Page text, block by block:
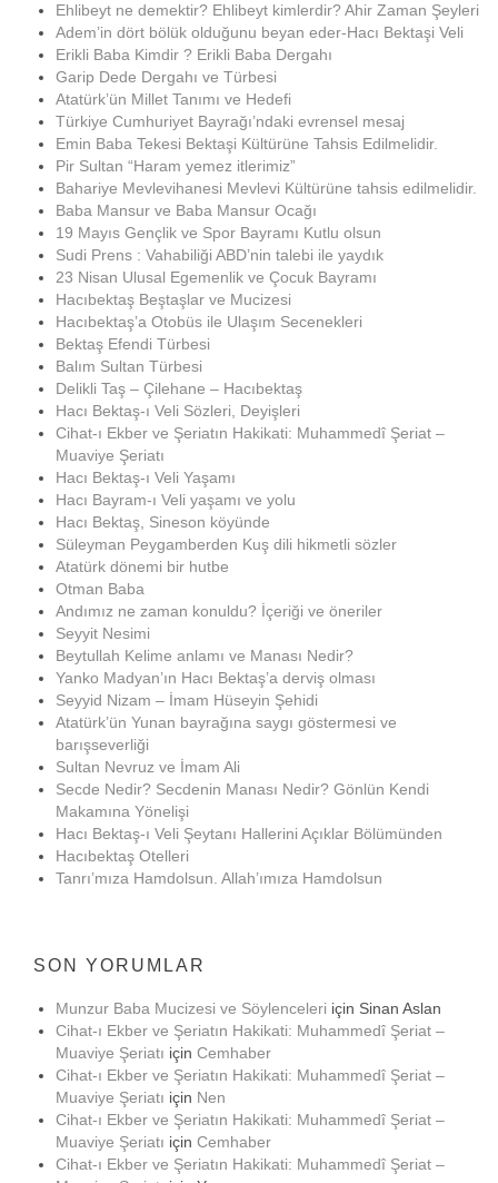
Ehlibeyt ne demektir? Ehlibeyt kimlerdir? Ahir Zaman Şeyleri
Adem’in dört bölük olduğunu beyan eder-Hacı Bektaşi Veli
Erikli Baba Kimdir ? Erikli Baba Dergahı
Garip Dede Dergahı ve Türbesi
Atatürk’ün Millet Tanımı ve Hedefi
Türkiye Cumhuriyet Bayrağı’ndaki evrensel mesaj
Emin Baba Tekesi Bektaşi Kültürüne Tahsis Edilmelidir.
Pir Sultan “Haram yemez itlerimiz”
Bahariye Mevlevihanesi Mevlevi Kültürüne tahsis edilmelidir.
Baba Mansur ve Baba Mansur Ocağı
19 Mayıs Gençlik ve Spor Bayramı Kutlu olsun
Sudi Prens : Vahabiliği ABD’nin talebi ile yaydık
23 Nisan Ulusal Egemenlik ve Çocuk Bayramı
Hacıbektaş Beştaşlar ve Mucizesi
Hacıbektaş’a Otobüs ile Ulaşım Secenekleri
Bektaş Efendi Türbesi
Balım Sultan Türbesi
Delikli Taş – Çilehane – Hacıbektaş
Hacı Bektaş-ı Veli Sözleri, Deyişleri
Cihat-ı Ekber ve Şeriatın Hakikati: Muhammedî Şeriat –
Muaviye Şeriatı
Hacı Bektaş-ı Veli Yaşamı
Hacı Bayram-ı Veli yaşamı ve yolu
Hacı Bektaş, Sineson köyünde
Süleyman Peygamberden Kuş dili hikmetli sözler
Atatürk dönemi bir hutbe
Otman Baba
Andımız ne zaman konuldu? İçeriği ve öneriler
Seyyit Nesimi
Beytullah Kelime anlamı ve Manası Nedir?
Yanko Madyan’ın Hacı Bektaş’a derviş olması
Seyyid Nizam – İmam Hüseyin Şehidi
Atatürk’ün Yunan bayrağına saygı göstermesi ve
barışseverliği
Sultan Nevruz ve İmam Ali
Secde Nedir? Secdenin Manası Nedir? Gönlün Kendi
Makamına Yönelişi
Hacı Bektaş-ı Veli Şeytanı Hallerini Açıklar Bölümünden
Hacıbektaş Otelleri
Tanrı’mıza Hamdolsun. Allah’ımıza Hamdolsun
SON YORUMLAR
Munzur Baba Mucizesi ve Söylenceleri için Sinan Aslan
Cihat-ı Ekber ve Şeriatın Hakikati: Muhammedî Şeriat –
Muaviye Şeriatı için Cemhaber
Cihat-ı Ekber ve Şeriatın Hakikati: Muhammedî Şeriat –
Muaviye Şeriatı için Nen
Cihat-ı Ekber ve Şeriatın Hakikati: Muhammedî Şeriat –
Muaviye Şeriatı için Cemhaber
Cihat-ı Ekber ve Şeriatın Hakikati: Muhammedî Şeriat –